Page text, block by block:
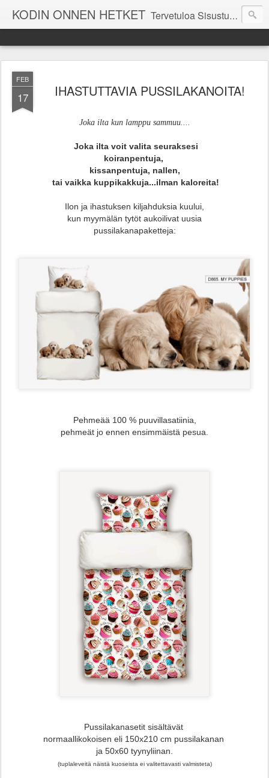
KODIN ONNEN HETKET Tervetuloa Sisustustalo Kodinonnen "kuulumisia Kodinonnesta" -sivuille. Näillä sivuilla kerromme ajankohtaisia asioita myymälämme tapahtumista. Toivottavasti viihdyt seurassamme!
FEB
17 IHASTUTTAVIA PUSSILAKANOITA!
Joka ilta kun lamppu sammuu....
Joka ilta voit valita seuraksesi
koiranpentuja,
kissanpentuja, nallen,
tai vaikka kuppikakkuja...ilman kaloreita!
Ilon ja ihastuksen kiljahduksia kuului,
kun myymälän tytöt aukoilivat uusia
pussilakanapaketteja:
Pehmeää 100 % puuvillasatiinia,
pehmeät jo ennen ensimmäistä pesua.
Pussilakanasetit sisältävät
normaallikokoisen eli 150x210 cm pussilakanan
ja 50x60 tyynyliinan.
(tuplaleveitä näistä kuoseista ei valitettavasti valmisteta)